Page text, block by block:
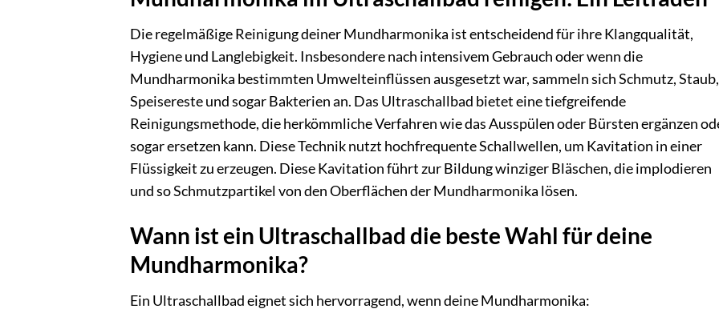
Die regelmäßige Reinigung deiner Mundharmonika ist entscheidend für ihre Klangqualität,
Hygiene und Langlebigkeit. Insbesondere nach intensivem Gebrauch oder wenn die
Mundharmonika bestimmten Umwelteinflüssen ausgesetzt war, sammeln sich Schmutz, Staub,
Speisereste und sogar Bakterien an. Das Ultraschallbad bietet eine tiefgreifende
Reinigungsmethode, die herkömmliche Verfahren wie das Ausspülen oder Bürsten ergänzen
sogar ersetzen kann. Diese Technik nutzt hochfrequente Schallwellen, um Kavitation in einer
Flüssigkeit zu erzeugen. Diese Kavitation führt zur Bildung winziger Bläschen, die implodieren
und so Schmutzpartikel von den Oberflächen der Mundharmonika lösen.
Wann ist ein Ultraschallbad die beste Wahl für deine
Mundharmonika?
Ein Ultraschallbad eignet sich hervorragend, wenn deine Mundharmonika: